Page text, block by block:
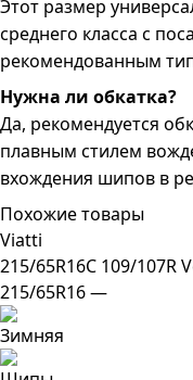
Этот размер
среднего класса с
рекомендованным
Нужна ли обкатка?
Да, рекомендуется
плавным стилем
вхождения шипов в
Похожие товары
Viatti
215/65R16C 109/107R
215/65R16 —